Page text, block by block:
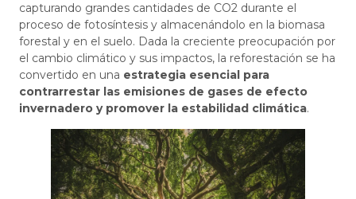
capturando grandes cantidades de CO2 durante el
proceso de fotosíntesis y almacenándolo en la biomasa
forestal y en el suelo. Dada la creciente preocupación por
el cambio climático y sus impactos, la reforestación se ha
convertido en una estrategia esencial para
contrarrestar las emisiones de gases de efecto
invernadero y promover la estabilidad climática.